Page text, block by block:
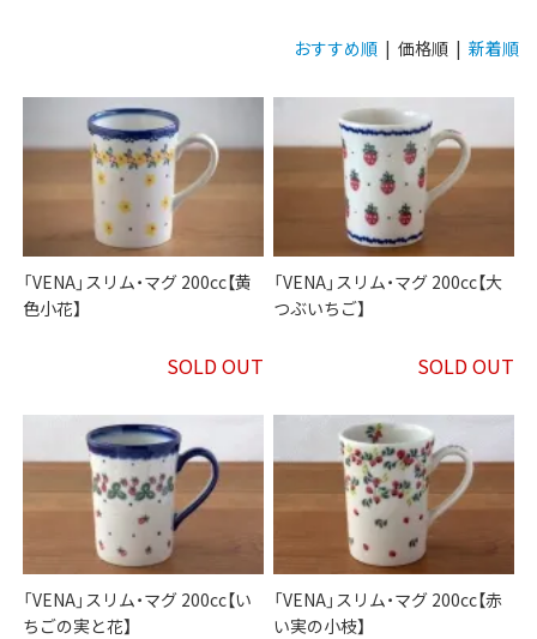
おすすめ順 | 価格順 | 新着順
「VENA」スリム・マグ 200cc【黄
色小花】
SOLD OUT
「VENA」スリム・マグ 200cc【大
つぶいちご】
SOLD OUT
「VENA」スリム・マグ 200cc【い
ちごの実と花】
「VENA」スリム・マグ 200cc【赤
い実の小枝】